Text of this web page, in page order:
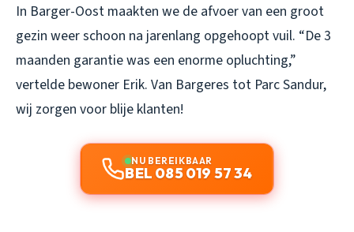
In Barger-Oost maakten we de afvoer van een groot
gezin weer schoon na jarenlang opgehoopt vuil. “De 3
maanden garantie was een enorme opluchting,”
vertelde bewoner Erik. Van Bargeres tot Parc Sandur,
wij zorgen voor blije klanten!
NU BEREIKBAAR
BEL 085 019 57 34